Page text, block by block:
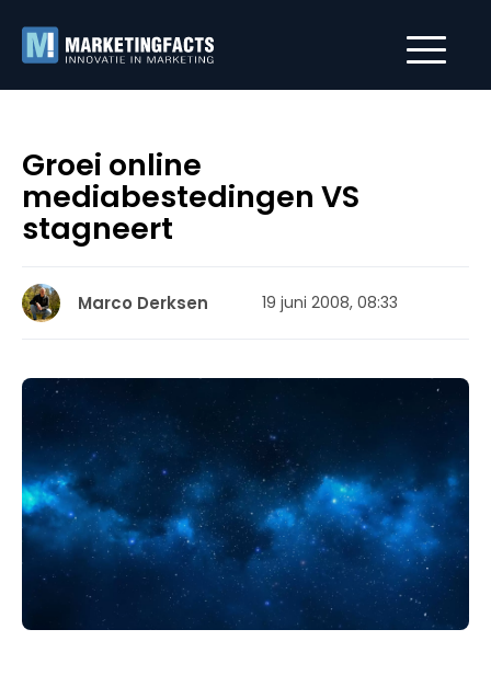
Groei online
mediabestedingen VS
stagneert
Marco Derksen 19 juni 2008, 08:33